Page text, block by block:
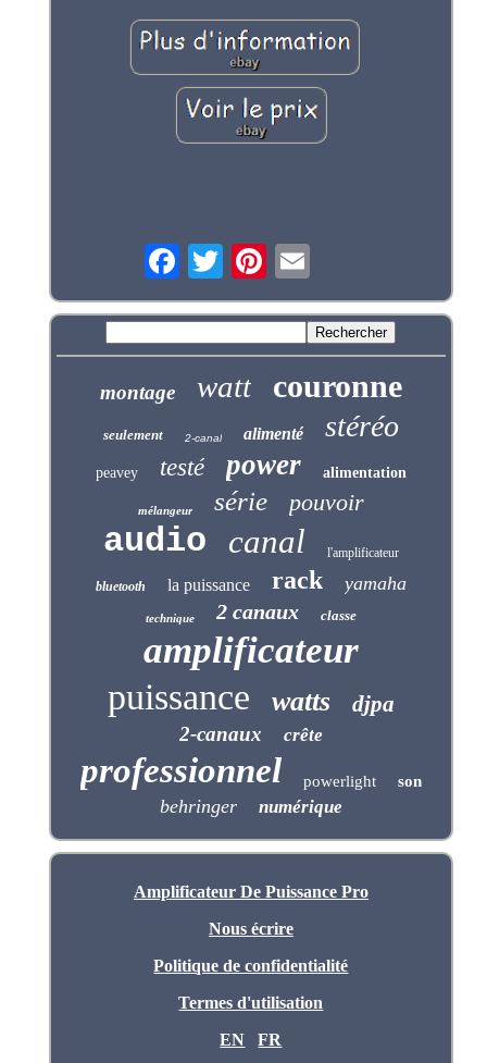
montage watt couronne
seulement 2-canal alimenté stéréo
peavey testé power alimentation
mélangeur série pouvoir
audio canal l'amplificateur
bluetooth la puissance rack yamaha
technique 2 canaux classe
amplificateur
puissance watts djpa
2-canaux crête
professionnel powerlight son
behringer numérique
Amplificateur De Puissance Pro
Nous écrire
Politique de confidentialité
Termes d'utilisation
EN
FR